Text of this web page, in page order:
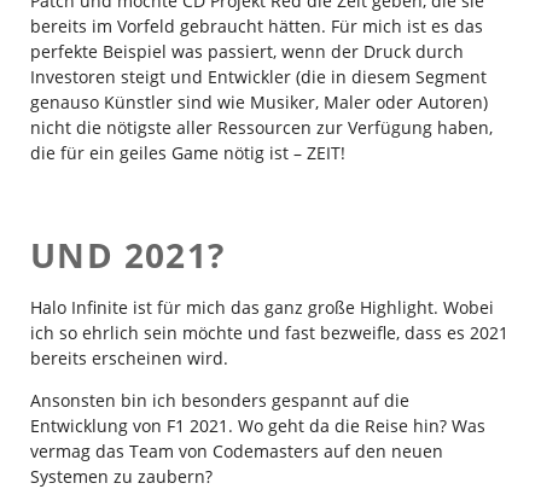
bereits im Vorfeld gebraucht hätten. Für mich ist es das
perfekte Beispiel was passiert, wenn der Druck durch
Investoren steigt und Entwickler (die in diesem Segment
genauso Künstler sind wie Musiker, Maler oder Autoren)
nicht die nötigste aller Ressourcen zur Verfügung haben,
die für ein geiles Game nötig ist – ZEIT!
UND 2021?
Halo Infinite ist für mich das ganz große Highlight. Wobei
ich so ehrlich sein möchte und fast bezweifle, dass es 2021
bereits erscheinen wird.
Ansonsten bin ich besonders gespannt auf die
Entwicklung von F1 2021. Wo geht da die Reise hin? Was
vermag das Team von Codemasters auf den neuen
Systemen zu zaubern?